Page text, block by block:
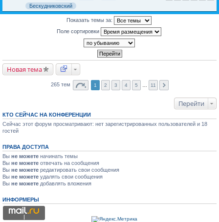
Бескудниковский
Показать темы за:
Поле сортировки
Новая тема
265 тем 1 2 3 4 5 11
Перейти
КТО СЕЙЧАС НА КОНФЕРЕНЦИИ
Сейчас этот форум просматривают: нет зарегистрированных пользователей и 18
гостей
ПРАВА ДОСТУПА
Вы не можете начинать темы
Вы не можете отвечать на сообщения
Вы не можете редактировать свои сообщения
Вы не можете удалять свои сообщения
Вы не можете добавлять вложения
ИНФОРМЕРЫ